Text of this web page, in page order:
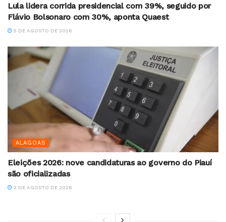
Lula lidera corrida presidencial com 39%, seguido por
Flávio Bolsonaro com 30%, aponta Quaest
5 DE AGOSTO DE 2026
ALAGOAS
Eleições 2026: nove candidaturas ao governo do Piauí
são oficializadas
2 DE AGOSTO DE 2026